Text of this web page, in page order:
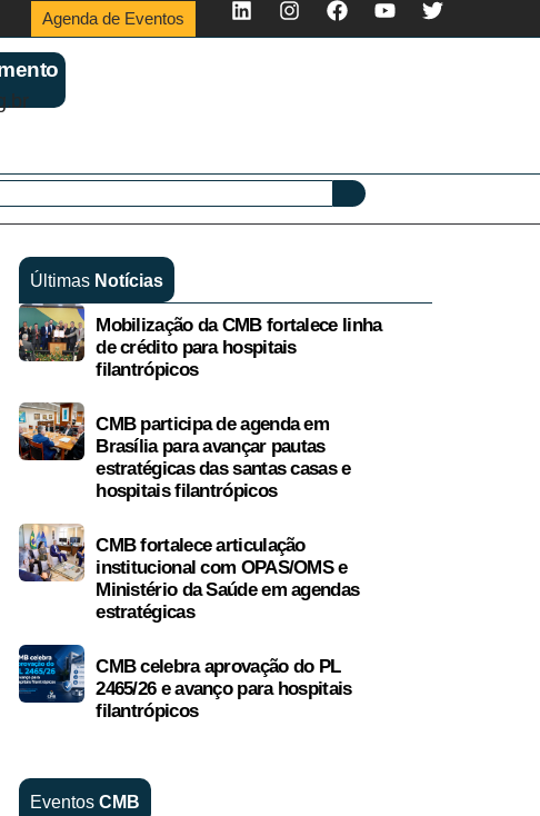
Agenda de Eventos
Últimas Notícias
Mobilização da CMB fortalece linha
de crédito para hospitais
filantrópicos
CMB participa de agenda em
Brasília para avançar pautas
estratégicas das santas casas e
hospitais filantrópicos
CMB fortalece articulação
institucional com OPAS/OMS e
Ministério da Saúde em agendas
estratégicas
CMB celebra aprovação do PL
2465/26 e avanço para hospitais
filantrópicos
Eventos CMB